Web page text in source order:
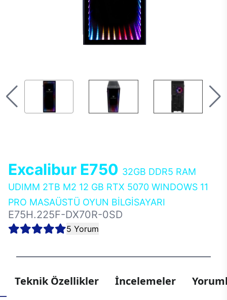
Excalibur E750 32GB DDR5 RAM
UDIMM 2TB M2 12 GB RTX 5070 WINDOWS 11
PRO MASAÜSTÜ OYUN BİLGİSAYARI
E75H.225F-DX70R-0SD
5 Yorum
Teknik Özellikler İncelemeler